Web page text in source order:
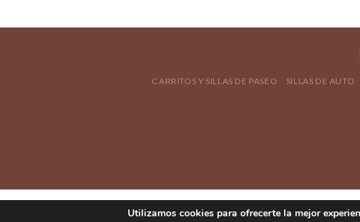
CARRITOS Y SILLAS DE PASEO SILLAS DE AUTO
Utilizamos cookies para ofrecerte la mejor